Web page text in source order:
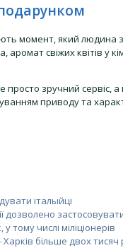
момент, який людина
аромат свіжих квітів у
просто зручний сервіс,
приводу та
італыйці
дозволено
тому числі міліціонерів
більше двох тисяч